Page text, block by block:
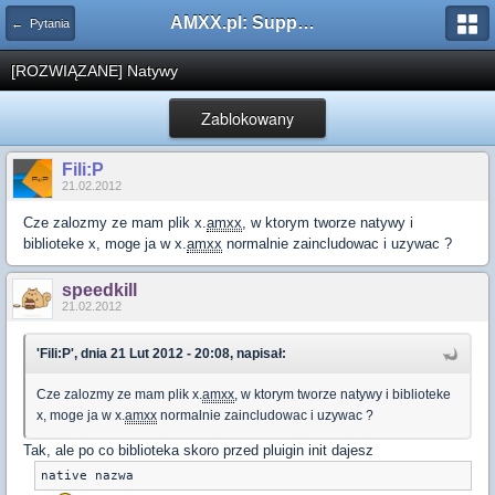
← Pytania AMXX.pl: Support AMX Mod X i SourceMod
[ROZWIĄZANE] Natywy
Zablokowany
Fili:P
21.02.2012
Cze zalozmy ze mam plik x.amxx, w ktorym tworze natywy i
biblioteke x, moge ja w x.amxx normalnie zaincludowac i uzywac ?
speedkill
21.02.2012
'Fili:P', dnia 21 Lut 2012 - 20:08, napisał:
Cze zalozmy ze mam plik x.amxx, w ktorym tworze natywy i biblioteke
x, moge ja w x.amxx normalnie zaincludowac i uzywac ?
Tak, ale po co biblioteka skoro przed pluigin init dajesz
native nazwa